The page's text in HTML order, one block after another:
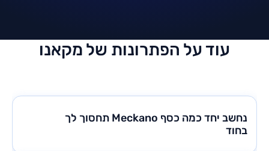
עוד על הפתרונות של מקאנו
נחשב יחד כמה כסף Meckano תחסוך לך
בחוד